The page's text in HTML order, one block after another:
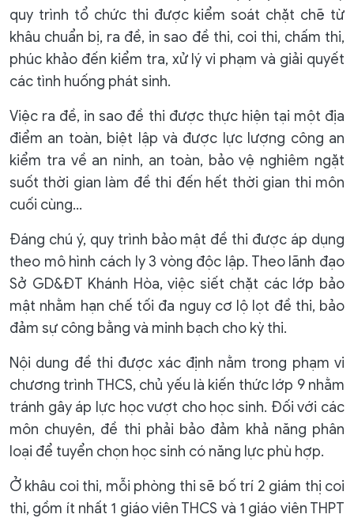
quy trình tổ chức thi được kiểm soát chặt chẽ từ
khâu chuẩn bị, ra đề, in sao đề thi, coi thi, chấm thi,
phúc khảo đến kiểm tra, xử lý vi phạm và giải quyết
các tình huống phát sinh.
Việc ra đề, in sao đề thi được thực hiện tại một địa
điểm an toàn, biệt lập và được lực lượng công an
kiểm tra về an ninh, an toàn, bảo vệ nghiêm ngặt
suốt thời gian làm đề thi đến hết thời gian thi môn
cuối cùng...
Đáng chú ý, quy trình bảo mật đề thi được áp dụng
theo mô hình cách ly 3 vòng độc lập. Theo lãnh đạo
Sở GD&ĐT Khánh Hòa, việc siết chặt các lớp bảo
mật nhằm hạn chế tối đa nguy cơ lộ lọt đề thi, bảo
đảm sự công bằng và minh bạch cho kỳ thi.
Nội dung đề thi được xác định nằm trong phạm vi
chương trình THCS, chủ yếu là kiến thức lớp 9 nhằm
tránh gây áp lực học vượt cho học sinh. Đối với các
môn chuyên, đề thi phải bảo đảm khả năng phân
loại để tuyển chọn học sinh có năng lực phù hợp.
Ở khâu coi thi, mỗi phòng thi sẽ bố trí 2 giám thị coi
thi, gồm ít nhất 1 giáo viên THCS và 1 giáo viên THPT